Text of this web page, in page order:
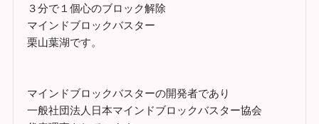
３分で１個心のブロック解除
マインドブロックバスター
栗山葉湖です。
マインドブロックバスターの開発者であり
一般社団法人日本マインドブロックバスター協会